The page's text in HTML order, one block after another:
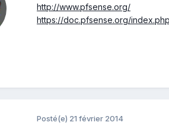
http://www.pfsense.org/
https://doc.pfsense.org/
Posté(e) 21 février 2014